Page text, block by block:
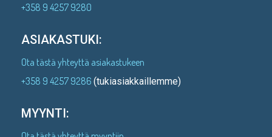
+358 9 4257 9280
ASIAKASTUKI:
Ota tästä yhteyttä asiakastukeen
+358 9 4257 9286 (tukiasiakkaillemme)
MYYNTI: